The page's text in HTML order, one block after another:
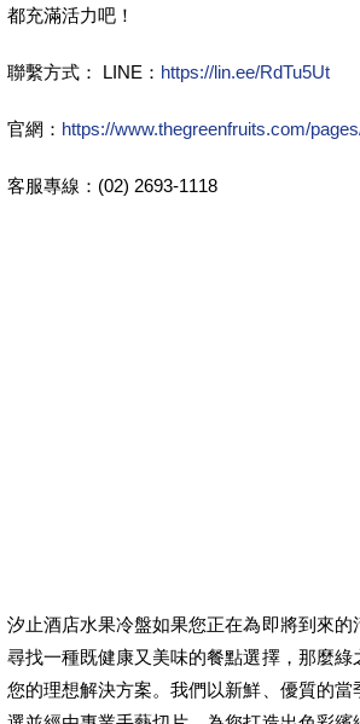
都充滿活力吧！
聯繫方式： LINE： https://lin.ee/RdTu5Ut
官網： https://www.thegreenfruits.com/
客服專線：(02) 2693-1118
汐止酒店水果冷盤如果您正在為即將到來的
尋找一種既健康又美味的餐點選擇，那麼綠
您的理想解決方案。我們以新鮮、優質的當